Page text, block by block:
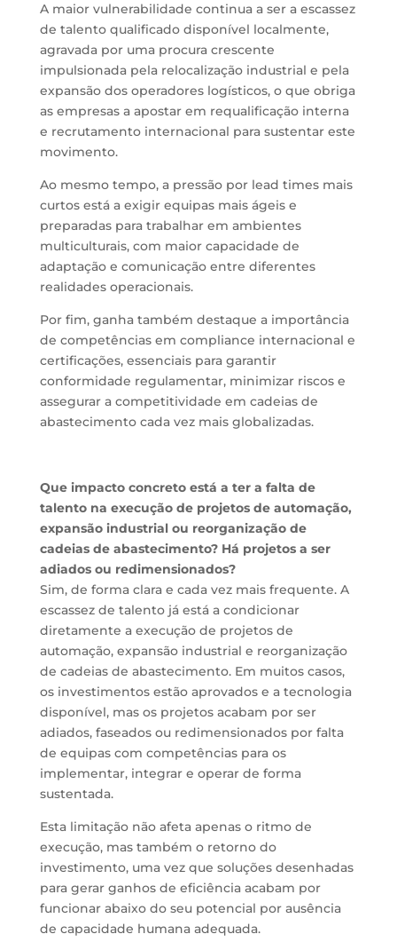
A maior vulnerabilidade continua a ser a escassez
de talento qualificado disponível localmente,
agravada por uma procura crescente
impulsionada pela relocalização industrial e pela
expansão dos operadores logísticos, o que obriga
as empresas a apostar em requalificação interna
e recrutamento internacional para sustentar este
movimento.
Ao mesmo tempo, a pressão por lead times mais
curtos está a exigir equipas mais ágeis e
preparadas para trabalhar em ambientes
multiculturais, com maior capacidade de
adaptação e comunicação entre diferentes
realidades operacionais.
Por fim, ganha também destaque a importância
de competências em compliance internacional e
certificações, essenciais para garantir
conformidade regulamentar, minimizar riscos e
assegurar a competitividade em cadeias de
abastecimento cada vez mais globalizadas.
Que impacto concreto está a ter a falta de
talento na execução de projetos de automação,
expansão industrial ou reorganização de
cadeias de abastecimento? Há projetos a ser
adiados ou redimensionados?
Sim, de forma clara e cada vez mais frequente. A
escassez de talento já está a condicionar
diretamente a execução de projetos de
automação, expansão industrial e reorganização
de cadeias de abastecimento. Em muitos casos,
os investimentos estão aprovados e a tecnologia
disponível, mas os projetos acabam por ser
adiados, faseados ou redimensionados por falta
de equipas com competências para os
implementar, integrar e operar de forma
sustentada.
Esta limitação não afeta apenas o ritmo de
execução, mas também o retorno do
investimento, uma vez que soluções desenhadas
para gerar ganhos de eficiência acabam por
funcionar abaixo do seu potencial por ausência
de capacidade humana adequada.